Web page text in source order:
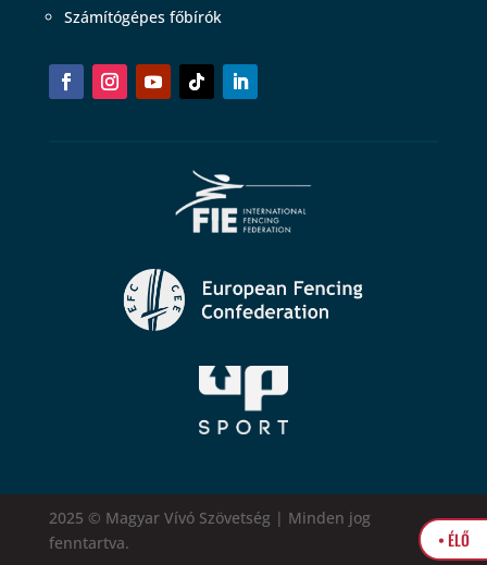
Számítógépes főbírók
2025 © Magyar Vívó Szövetség | Minden jog
fenntartva.
• ÉLŐ